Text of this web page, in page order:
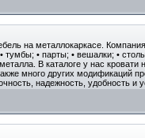
на металлокаркасе.
тумбы; • парты; • вешалки; •
В каталоге у нас кровати
много других модификаций
надежность, удобность и